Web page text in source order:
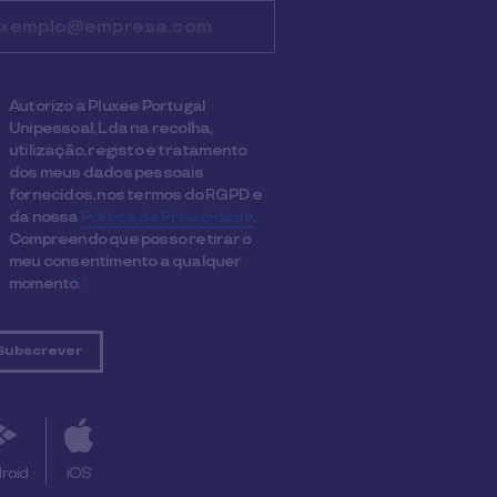
Autorizo a Pluxee Portugal
Unipessoal, Lda na recolha,
utilização, registo e tratamento
dos meus dados pessoais
fornecidos, nos termos do RGPD e
da nossa Política de Privacidade.
Compreendo que posso retirar o
meu consentimento a qualquer
momento.*
iOS